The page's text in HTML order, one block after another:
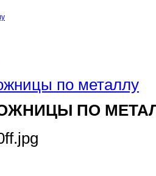
по металлу
ПО